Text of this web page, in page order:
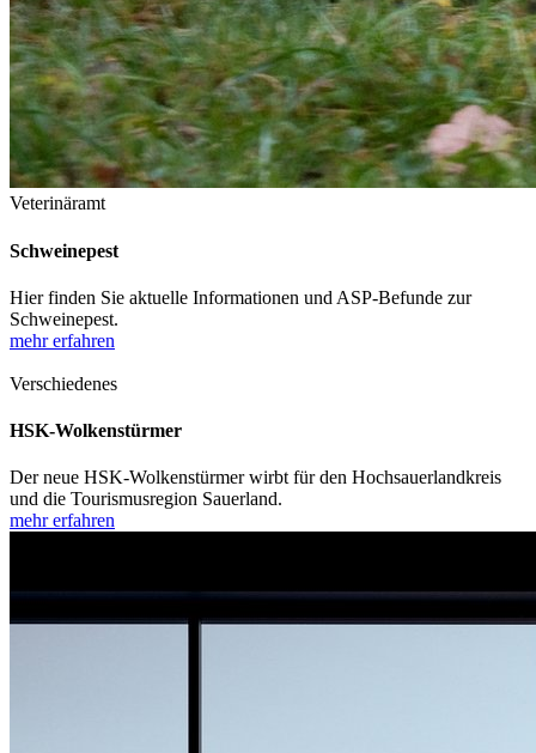
Veterinäramt
Schweinepest
Hier finden Sie aktuelle Informationen und ASP-Befunde zur
Schweinepest.
mehr erfahren
Verschiedenes
HSK-Wolkenstürmer
Der neue HSK-Wolkenstürmer wirbt für den Hochsauerlandkreis
und die Tourismusregion Sauerland.
mehr erfahren